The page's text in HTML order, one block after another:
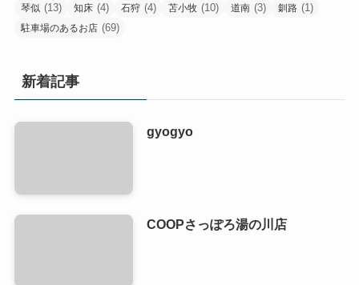
琴似 (13) 知床 (4) 石狩 (4) 苫小牧 (10) 道南 (3) 釧路 (1)
駐車場のあるお店 (69)
新着記事
gyogyo
COOPさっぽろ湯の川店